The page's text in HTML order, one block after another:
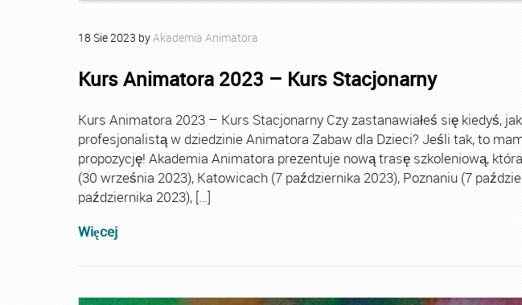
18 Sie2023 byAkademia Animatora
Kurs Animatora 2023 – Kurs Stacjonarny
Kurs Animatora 2023 – Kurs Stacjonarny Czy zastanawiałeś się kiedyś,
profesjonalistą w dziedzinie Animatora Zabaw dla Dzieci? Jeśli tak, to
propozycję! Akademia Animatora prezentuje nową trasę szkoleniową,
(30 września 2023), Katowicach (7 października 2023), Poznaniu (7
października 2023), […]
Więcej